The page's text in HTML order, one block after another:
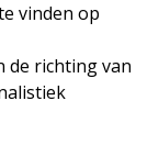
vinden op
de richting van